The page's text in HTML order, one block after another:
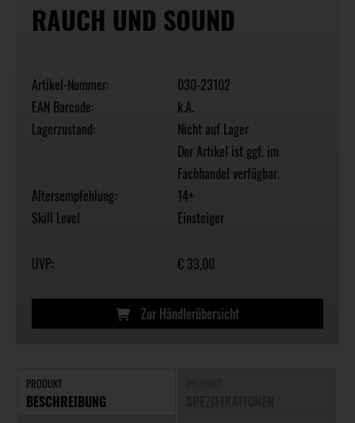
RAUCH UND SOUND
Artikel-Nummer:
030-23102
EAN Barcode:
k.A.
Lagerzustand:
Nicht auf Lager
Der Artikel ist ggf. im
Fachhandel verfügbar.
Altersempfehlung:
14+
Skill Level
Einsteiger
UVP: € 33,00
Zur Händlerübersicht
PRODUKT
BESCHREIBUNG